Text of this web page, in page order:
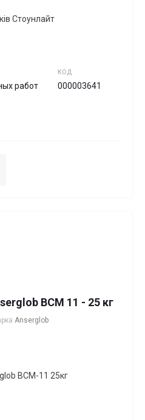
Стоунлайт
работ
КОД
000003641
BCM 11 - 25 кг
Anserglob
BCM-11 25кг